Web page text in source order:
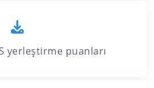
yerleştirme puanları